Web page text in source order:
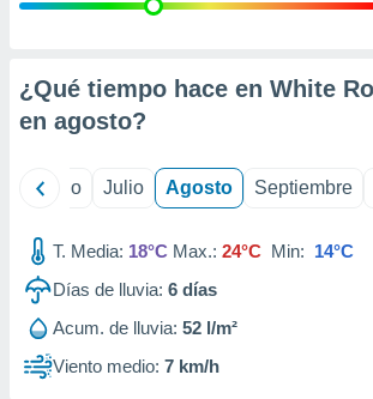
e
mediante
de
1199
¿Qué tiempo hace en White
en agosto?
Junio Julio Agosto Septiembre
T. Media: 18°C Max.: 24°C Min: 14°C
Días de lluvia: 6 días
Acum. de lluvia: 52 l/m²
Viento medio: 7 km/h